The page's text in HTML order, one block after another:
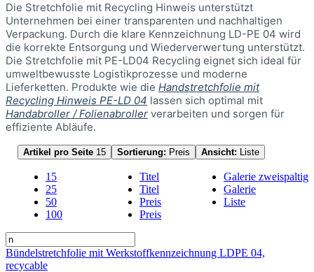
Die Stretchfolie mit Recycling Hinweis unterstützt
Unternehmen bei einer transparenten und nachhaltigen
Verpackung. Durch die klare Kennzeichnung LD-PE 04 wird
die korrekte Entsorgung und Wiederverwertung unterstützt.
Die Stretchfolie mit PE-LD04 Recycling eignet sich ideal für
umweltbewusste Logistikprozesse und moderne
Lieferketten. Produkte wie die Handstretchfolie mit
Recycling Hinweis PE-LD 04 lassen sich optimal mit
Handabroller / Folienabroller verarbeiten und sorgen für
effiziente Abläufe.
Ansicht: Liste
Galerie zweispaltig
Galerie
Liste
Sortierung: Preis
Titel
Titel
Preis
Preis
Artikel pro Seite 15
15
25
50
100
Bündelstretchfolie mit Werkstoffkennzeichnung LDPE 04,
recycable